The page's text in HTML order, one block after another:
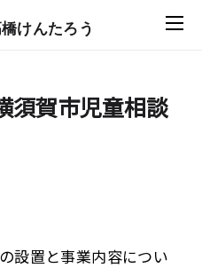
けんたろう
須賀市児童相談
設置と事業内容につい